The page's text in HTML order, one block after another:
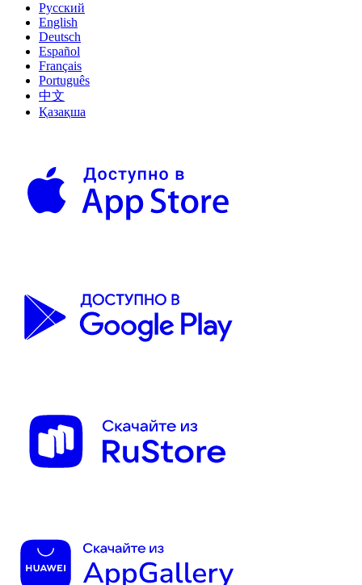
Русский
English
Deutsch
Español
Français
Português
中文
Қазақша